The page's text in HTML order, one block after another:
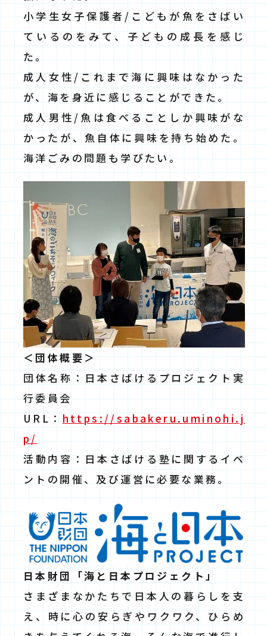
⼩学⽣⼥⼦保護者/こどもが魚をさばい
ているのをみて、子どもの成長を感じ
た。
成人女性/これまで海に興味はなかった
が、海を身近に感じることができた。
成人男性/魚は食べることしか興味がな
かったが、魚自体に興味を持ち始めた。
海洋ごみの問題も学びたい。
＜団体概要＞
団体名称：日本さばけるプロジェクト実
行委員会
URL： https://sabakeru.uminohi.j
p/
活動内容：日本さばける塾に関するイベ
ントの開催、及び運営に必要な業務。
日本財団「海と日本プロジェクト」
さまざまなかたちで日本人の暮らしを支
え、時に心の安らぎやワクワク、ひらめ